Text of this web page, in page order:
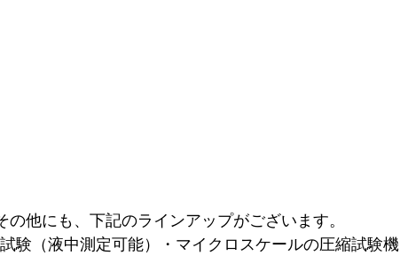
他にも、下記のラインアップがございます。
験（液中測定可能）・マイクロスケールの圧縮試験機